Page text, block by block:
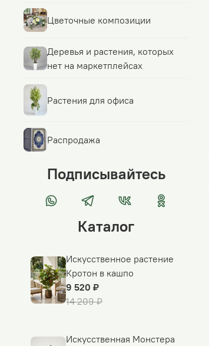
Цветочные композиции
Деревья и растения, которых
нет на маркетплейсах
Растения для офиса
Распродажа
Подписывайтесь
Каталог
Искусственное растение
Кротон в кашпо
9 520 ₽
14 209 ₽
Искусственная Монстера